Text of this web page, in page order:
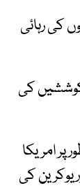
کی رہائی
کوششیں کی
امریکا
یوکرین کی